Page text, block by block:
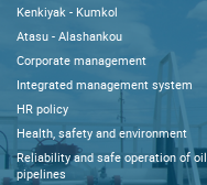
Kenkiyak - Kumkol
Atasu - Alashankou
Corporate management
Integrated management system
HR policy
Health, safety and environment
Reliability and safe operation of oil
pipelines